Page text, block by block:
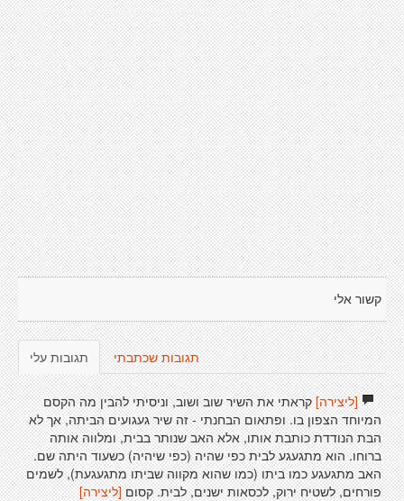
קשור אלי
תגובות עלי תגובות שכתבתי
[ליצירה]קראתי את השיר שוב ושוב, וניסיתי להבין מה הקסם
המיוחד הצפון בו. ופתאום הבחנתי - זה שיר געגועים הביתה, אך לא
הבת הנודדת כותבת אותו, אלא האב שנותר בבית, ומלווה אותה
ברוחו. הוא מתגעגע לבית כפי שהיה (כפי שיהיה) כשעוד היתה שם.
האב מתגעגע כמו ביתו (כמו שהוא מקווה שביתו מתגעגעת), לשמים
פורחים, לשטיח ירוק, לכסאות ישנים, לבית. קסום [ליצירה]